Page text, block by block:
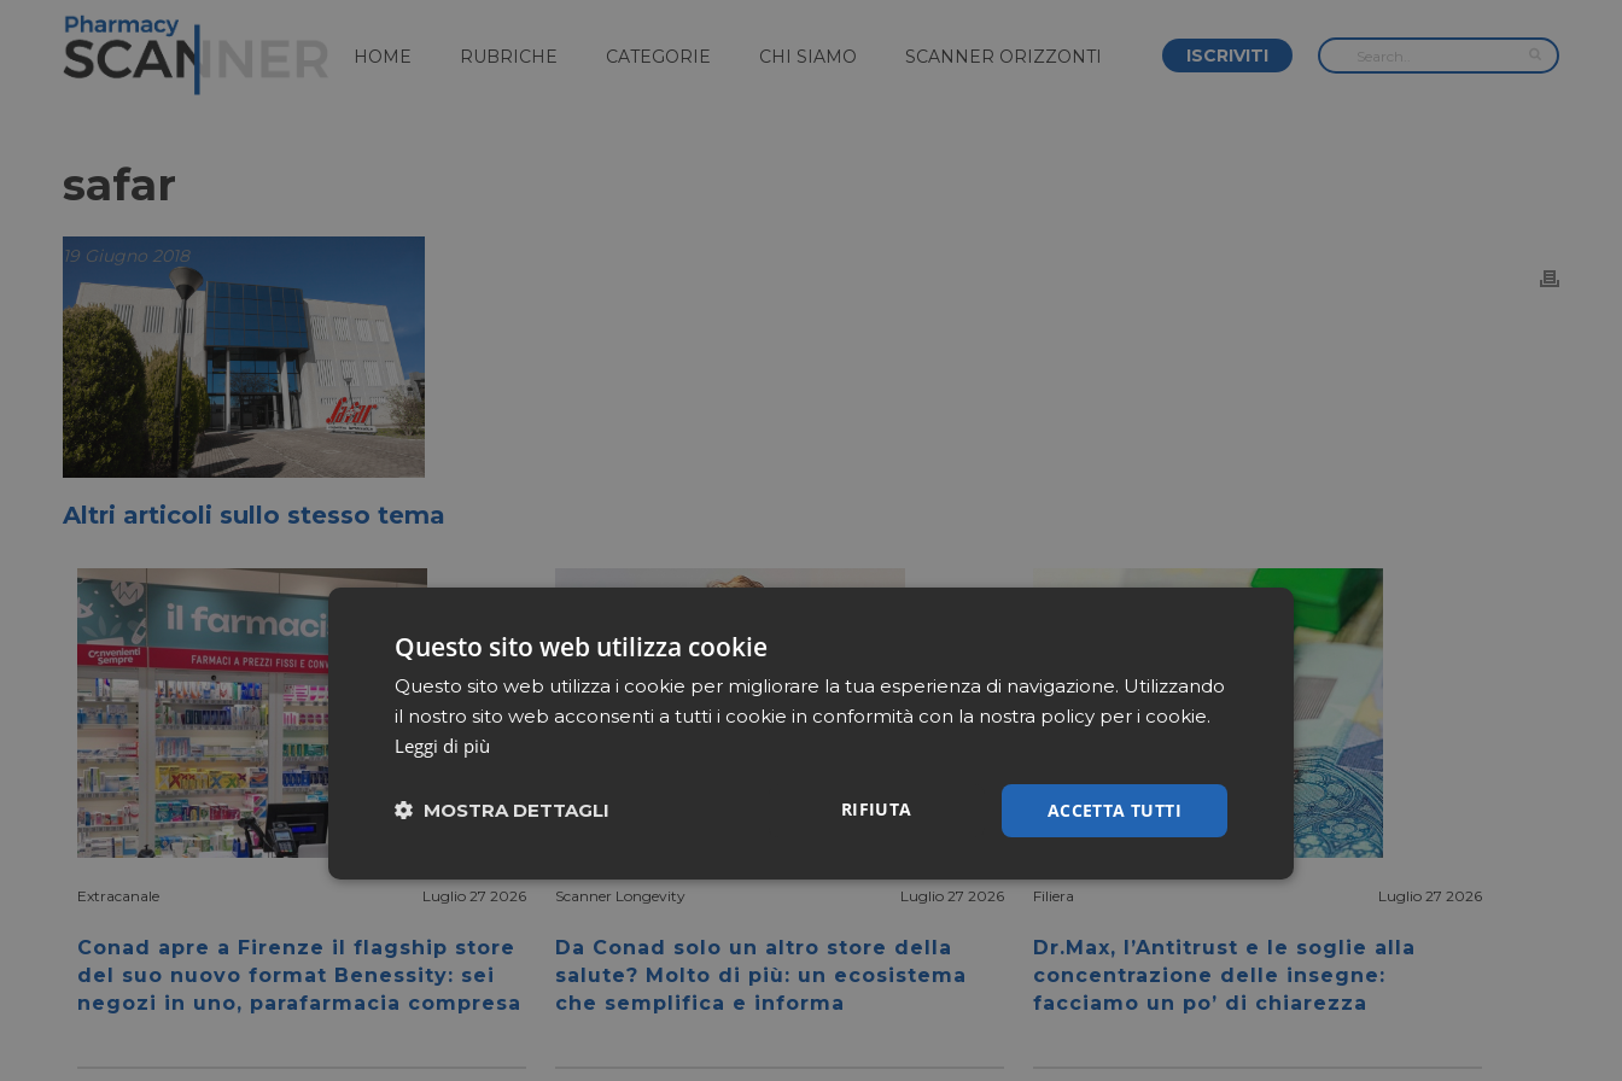
HOME RUBRICHE CATEGORIE CHI SIAMO SCANNER ORIZZONTI ISCRIVITI
safar
19 Giugno 2018
Altri articoli sullo stesso tema
Extracanale Luglio 27 2026
Conad apre a Firenze il flagship store
del suo nuovo format Benessity: sei
negozi in uno, parafarmacia compresa
Scanner Longevity Luglio 27 2026
Da Conad solo un altro store della
salute? Molto di più: un ecosistema
che semplifica e informa
Filiera Luglio 27 2026
Dr.Max, l’Antitrust e le soglie alla
concentrazione delle insegne:
facciamo un po’ di chiarezza
Questo sito web utilizza cookie
Questo sito web utilizza i cookie per migliorare la tua esperienza di navigazione. Utilizzando
il nostro sito web acconsenti a tutti i cookie in conformità con la nostra policy per i cookie.
Leggi di più
ACCETTA TUTTI
RIFIUTA
MOSTRA DETTAGLI
Necessari Marketing Non classificati